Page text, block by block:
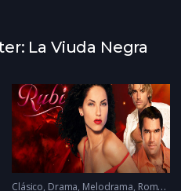
La Viuda Negra
2023
Clásico, Drama, Melodrama, Romance